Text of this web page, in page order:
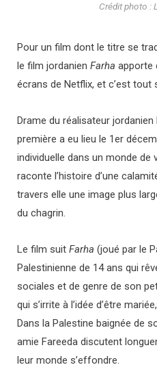
Crédit photo :
Pour un film dont le titre se
le film jordanien Farha apporte
écrans de Netflix, et c’est tout
Drame du réalisateur jordanien
première a eu lieu le 1er
individuelle dans un monde de
raconte l’histoire d’une
travers elle une image plus
du chagrin.
Le film suit Farha (joué par le
Palestinienne de 14 ans qui
sociales et de genre de son
qui s’irrite à l’idée d’être
Dans la Palestine baignée de
amie Fareeda discutent
leur monde s’effondre.